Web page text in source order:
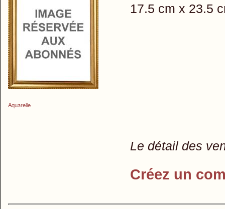
Aquarelle
17.5 cm x 23.5
Le détail des
Créez un